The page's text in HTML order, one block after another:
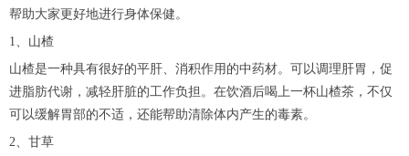
帮助大家更好地进行身体保健。
1、山楂
山楂是一种具有很好的平肝、消积作用的中药材。可以调理肝胃，促
进脂肪代谢，减轻肝脏的工作负担。在饮酒后喝上一杯山楂茶，不仅
可以缓解胃部的不适，还能帮助清除体内产生的毒素。
2、甘草